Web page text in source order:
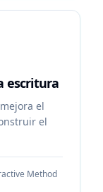
escritura
el
el
Method